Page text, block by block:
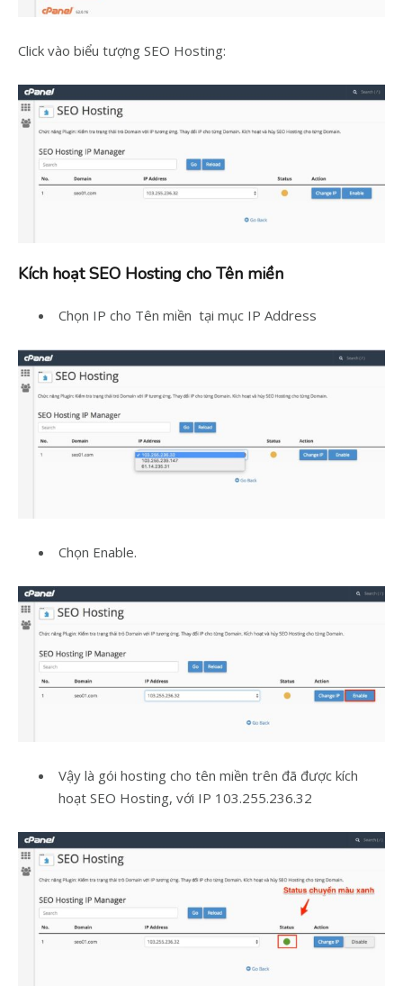
Click vào biểu tượng SEO Hosting:
Kích hoạt SEO Hosting cho Tên miền
Chọn IP cho Tên miền tại mục IP Address
Chọn Enable.
Vậy là gói hosting cho tên miền trên đã được kích
hoạt SEO Hosting, với IP 103.255.236.32